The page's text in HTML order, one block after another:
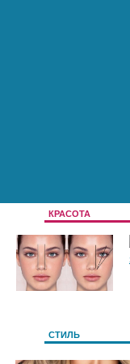
КРАСОТА
СТИЛЬ